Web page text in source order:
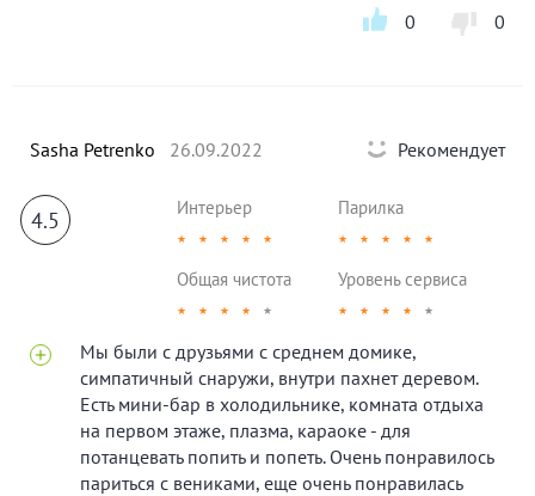
0 0
Sasha Petrenko 26.09.2022 Рекомендует
4.5 Интерьер
★ ★ ★ ★ ★
Парилка
★ ★ ★ ★ ★
Общая чистота
★ ★ ★ ★ ★
Уровень сервиса
★ ★ ★ ★ ★
Мы были с друзьями с среднем домике,
симпатичный снаружи, внутри пахнет деревом.
Есть мини-бар в холодильнике, комната отдыха
на первом этаже, плазма, караоке - для
потанцевать попить и попеть. Очень понравилось
париться с вениками, еще очень понравилась